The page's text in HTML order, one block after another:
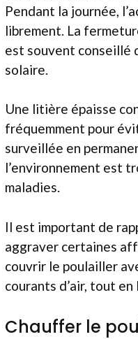
Pendant la journée,
librement. La
est souvent conseillé
solaire.
Une litière épaisse
fréquemment pour
surveillée en
l’environnement est
maladies.
Il est important de
aggraver certaines
couvrir le poulailler
courants d’air, tout
Chauffer le